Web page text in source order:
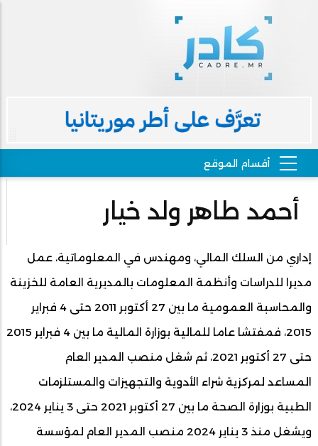
أحمد طاهر ولد خيار
إداري من السلك المالي، ومهندس في المعلوماتية، عمل
مديرا للدراسات وأنظمة المعلومات بالمديرية العامة للخزينة
والمحاسبة العمومية ما بين 27 أكتوبر 2011 حتى 4 فبراير
2015، فمفتشا عاما للمالية بوزارة المالية ما بين 4 فبراير 2015
حتى 27 أكتوبر 2021، ثم شغل منصب المدير العام
المساعد لمركزية شراء الأدوية والتجهيزات والمستلزمات
الطبية بوزارة الصحة ما بين 27 أكتوبر 2021 حتى 3 يناير 2024،
ويشغل منذ 3 يناير 2024 منصب المدير العام لمؤسسة